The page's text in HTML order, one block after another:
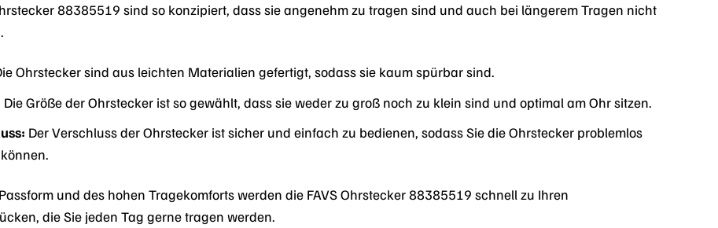
88385519 sind so konzipiert, dass sie angenehm zu tragen sind und auch bei längerem Tragen nicht
Ohrstecker sind aus leichten Materialien gefertigt, sodass sie kaum spürbar sind.
Die Größe der Ohrstecker ist so gewählt, dass sie weder zu groß noch zu klein sind und optimal am Ohr sitzen.
Der Verschluss der Ohrstecker ist sicher und einfach zu bedienen, sodass Sie die Ohrstecker problemlos
und des hohen Tragekomforts werden die FAVS Ohrstecker 88385519 schnell zu Ihren
die Sie jeden Tag gerne tragen werden.